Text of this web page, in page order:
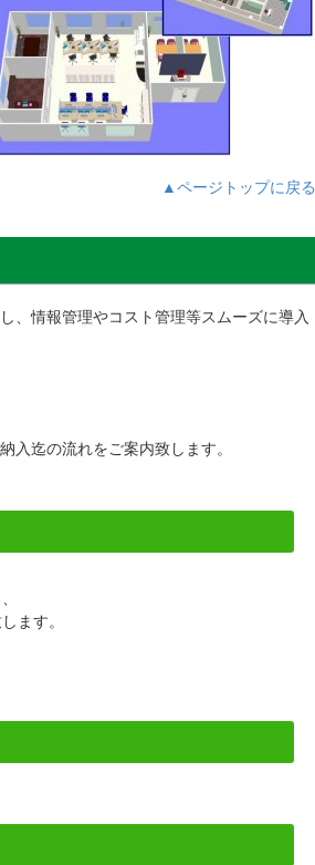
▲ページトップに戻る
、情報管理やコスト管理等スムーズに導入
入迄の流れをご案内致します。
ます。